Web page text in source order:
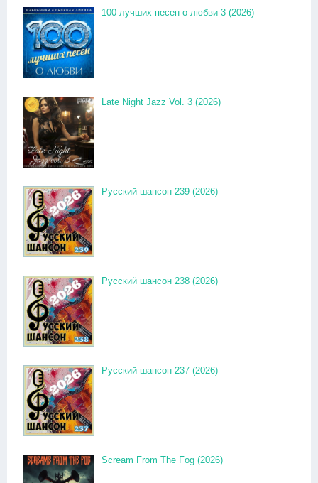
100 лучших песен о любви 3 (2026)
Late Night Jazz Vol. 3 (2026)
Русский шансон 239 (2026)
Русский шансон 238 (2026)
Русский шансон 237 (2026)
Scream From The Fog (2026)